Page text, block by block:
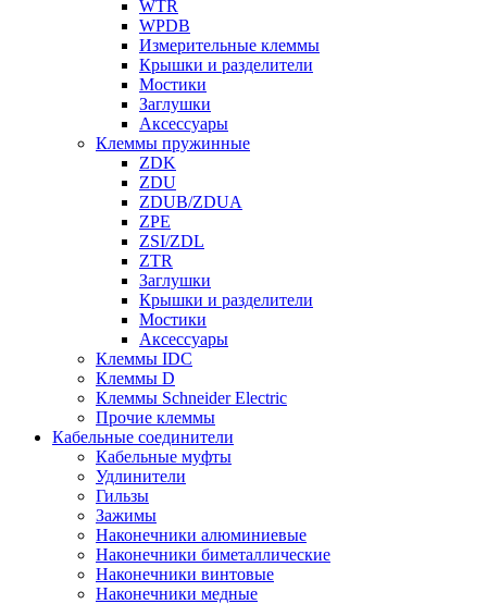
WTR
WPDB
Измерительные клеммы
Крышки и разделители
Мостики
Заглушки
Аксессуары
Клеммы пружинные
ZDK
ZDU
ZDUB/ZDUA
ZPE
ZSI/ZDL
ZTR
Заглушки
Крышки и разделители
Мостики
Аксессуары
Клеммы IDC
Клеммы D
Клеммы Schneider Electric
Прочие клеммы
Кабельные соединители
Кабельные муфты
Удлинители
Гильзы
Зажимы
Наконечники алюминиевые
Наконечники биметаллические
Наконечники винтовые
Наконечники медные